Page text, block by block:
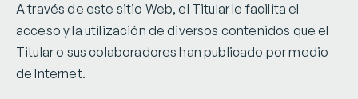
A través de este sitio Web, el Titular le facilita el
acceso y la utilización de diversos contenidos que el
Titular o sus colaboradores han publicado por medio
de Internet.